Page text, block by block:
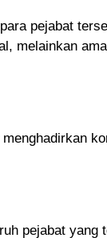
pejabat
melainkan
pejabat yang